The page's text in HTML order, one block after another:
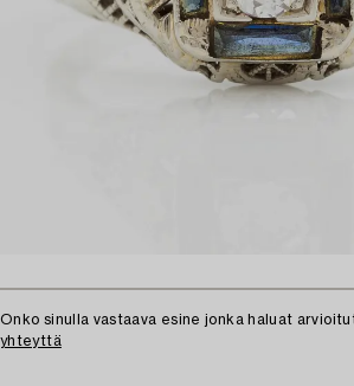
Onko sinulla vastaava esine jonka haluat
yhteyttä